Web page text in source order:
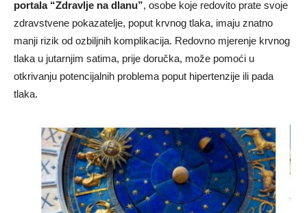
portala “Zdravlje na dlanu”, osobe koje redovito prate svoje
zdravstvene pokazatelje, poput krvnog tlaka, imaju znatno
manji rizik od ozbiljnih komplikacija. Redovno mjerenje krvnog
tlaka u jutarnjim satima, prije doručka, može pomoći u
otkrivanju potencijalnih problema poput hipertenzije ili pada
tlaka.